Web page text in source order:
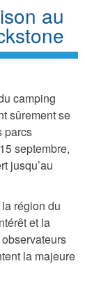
au
camping
sûrement se
parcs
septembre,
jusqu’au
région du
et la
la majeure